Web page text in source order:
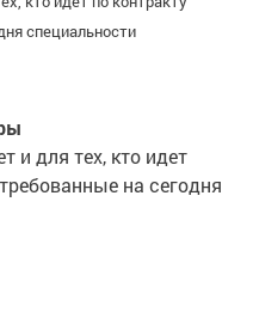
специальности
для тех, кто идет
на сегодня